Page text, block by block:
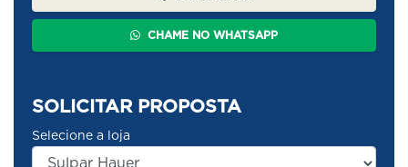
CHAME NO WHATSAPP
SOLICITAR PROPOSTA
Selecione a loja